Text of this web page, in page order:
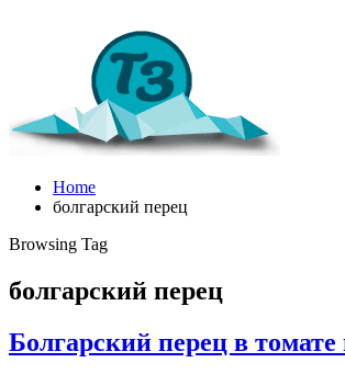
Home
болгарский перец
Browsing Tag
болгарский перец
Болгарский перец в томате